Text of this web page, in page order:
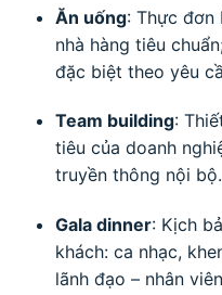
Ăn uống: Thực đơn
nhà hàng tiêu
đặc biệt theo yêu
Team building:
tiêu của doanh
truyền thông nội
Gala dinner: Kịch
khách: ca nhạc,
lãnh đạo – nhân